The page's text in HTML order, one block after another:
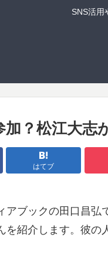
SNS活用
？松江大志
はてブ
アブックの田口昌
を紹介します。彼の